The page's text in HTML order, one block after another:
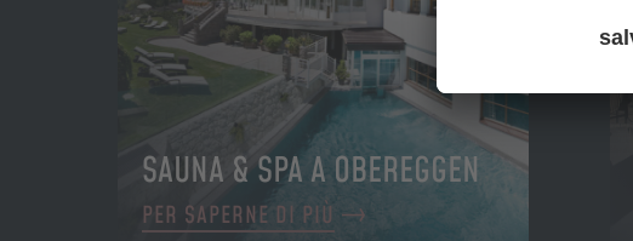
SAUNA & SPA A OBEREGGEN
PER SAPERNE DI PIÙ